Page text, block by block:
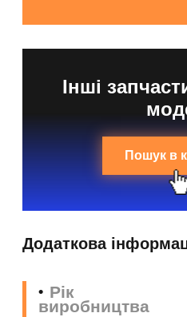
Інші
Пошук в
Додаткова
Рік
виробництва